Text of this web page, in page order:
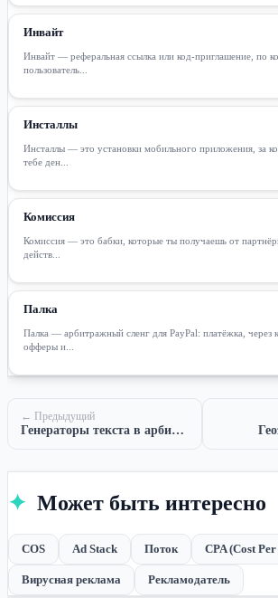
Инвайт
Инвайт — реферальная ссылка или код-приглашение, по
пользователь...
Инсталлы
Инсталлы — это установки мобильного приложения, за
тебе ден...
Комиссия
Комиссия — это бабки, которые ты получаешь от
действ...
Палка
Палка — арбитражный сленг для PayPal: платёжка, через
офферы и...
← Предыдущий
Генераторы текста в арбитраже трафика
✦ Может быть интересно
COS Ad Stack Поток CPA (Cost
Вирусная реклама Рекламодатель